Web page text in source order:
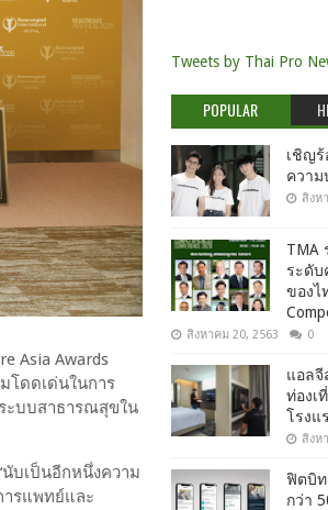
Asia Awards
โดดเด่นในการ
ะบบสาธารณสุขใน
บเป็นอีกหนึ่งความ
ารแพทย์และ
Tweets by Thai Pro
POPULAR
เชิญร้
ควา
สิงห
TMA
ระดั
ของไ
สิงหาคม 20, 2563 0
แอล
ท่องเ
โรงแ
สิงห
ฟิตบิท
กว่า